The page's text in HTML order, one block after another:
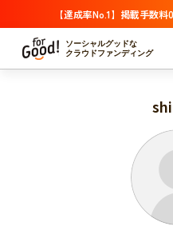
【達成率No.1】掲載手数
ソーシャルグッドな
クラウドファンディング
プロジェクトからさがす
支援金額
終了日が
カテゴリーからさがす
医療・福祉